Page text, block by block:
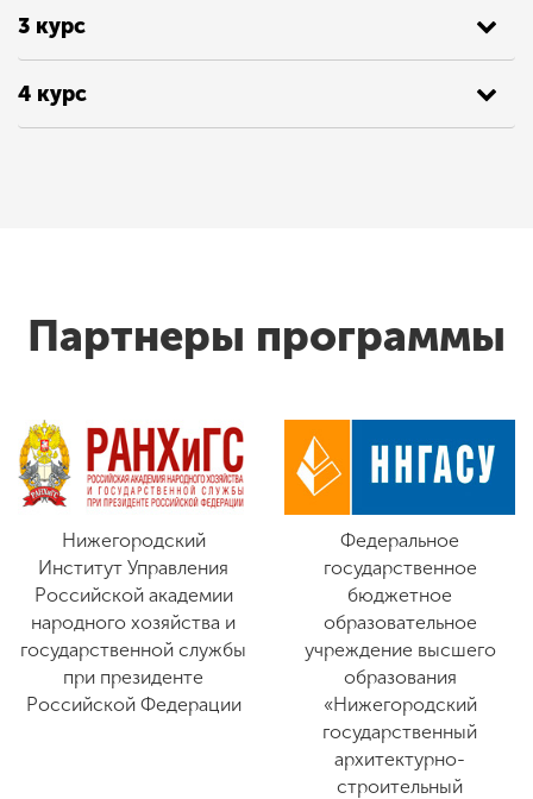
3 курс
4 курс
Партнеры программы
Нижегородский
Институт Управления
Российской академии
народного хозяйства и
государственной службы
при президенте
Российской Федерации
Федеральное
государственное
бюджетное
образовательное
учреждение высшего
образования
«Нижегородский
государственный
архитектурно-
строительный